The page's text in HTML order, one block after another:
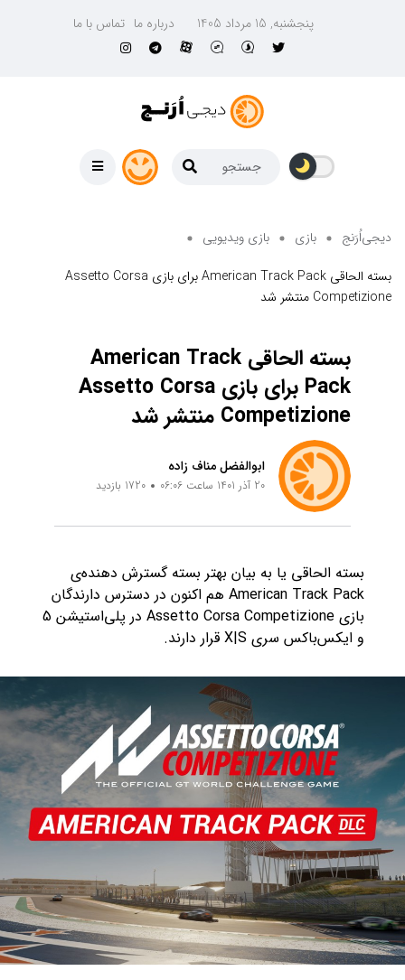
پنجشنبه, 15 مرداد 1405 درباره ما تماس با ما
دیجی‌اُرَنج بازی
بازی ویدیویی
بسته الحاقی American Track Pack برای بازی Assetto Corsa
Competizione منتشر شد
بسته الحاقی American Track
Pack برای بازی Assetto Corsa
Competizione منتشر شد
ابوالفضل مناف زاده
20 آذر 1401 ساعت 06:06 1720 بازدید
بسته الحاقی یا به بیان بهتر بسته گسترش دهنده‌ی
American Track Pack هم اکنون در دسترس دارندگان
بازی Assetto Corsa Competizione در پلی‌استیشن 5
و ایکس‌باکس سری X|S قرار دارند.